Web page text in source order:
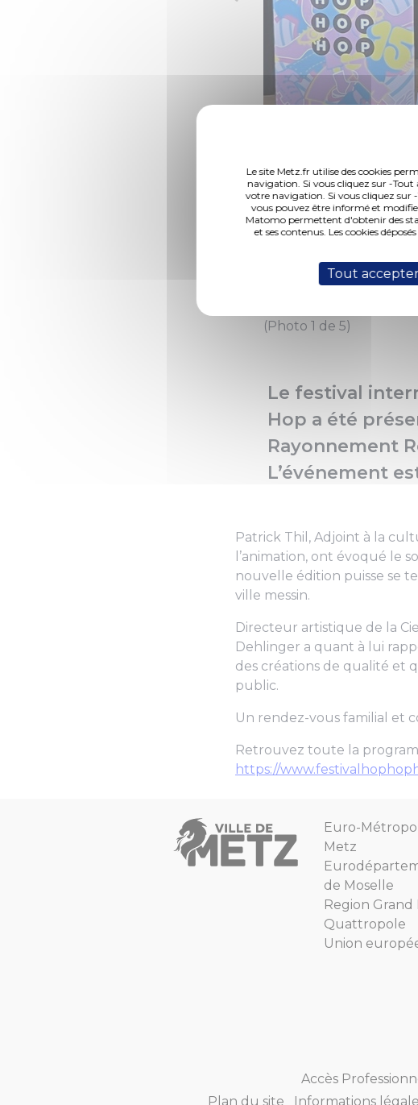
Le site Metz.fr utilise des cookies
navigation. Si vous cliquez sur -Tout
votre navigation. Si vous cliquez sur -
vous pouvez être informé et
Matomo permettent d'obtenir des
et ses contenus. Les cookies
Tout accepter
(Photo 1 de 5)
Le festival
Hop a été
Rayonnement
L’événement
Patrick Thil, Adjoint à la
l’animation, ont évoqué le
nouvelle édition puisse se
ville messin.
Directeur artistique de la
Dehlinger a quant à lui
des créations de qualité et
public.
Un rendez-vous familial et
Retrouvez toute la
https://
Euro-
Metz
de Moselle
Region Grand
Quattropole
Union
Accès
Plan du site
Informations